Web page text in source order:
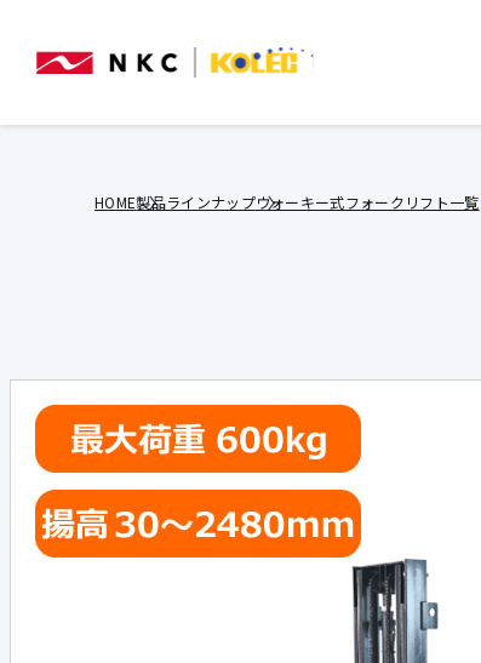
HOME製品ラインナップウォーキー式フォークリフト一覧